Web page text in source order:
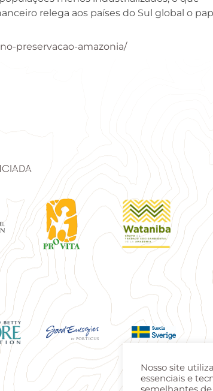
relega aos países do Sul global o
preservacao-amazonia/
Nosso site
essenciais e